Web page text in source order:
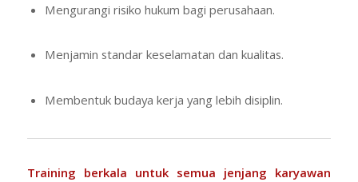
Mengurangi risiko hukum bagi perusahaan.
Menjamin standar keselamatan dan kualitas.
Membentuk budaya kerja yang lebih disiplin.
Training berkala untuk semua jenjang karyawan